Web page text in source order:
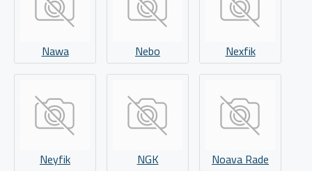
Nawa Nebo Nexfik
Neyfik NGK Noava Rade